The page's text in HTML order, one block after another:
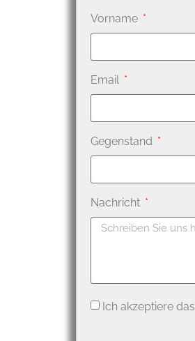
Vorname
Email
Gegenstand
Nachricht
Ich akzeptiere das